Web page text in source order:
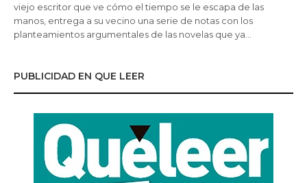
viejo escritor que ve cómo el tiempo se le escapa de las
manos, entrega a su vecino una serie de notas con los
planteamientos argumentales de las novelas que ya…
PUBLICIDAD EN QUE LEER